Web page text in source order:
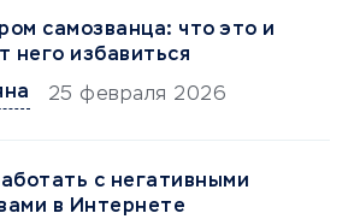
самозванца: что это и
него избавиться
25 февраля 2026
с негативными
в Интернете